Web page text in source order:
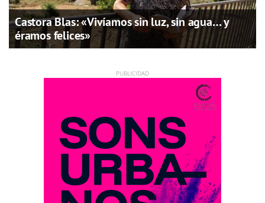
Castora Blas: «Vivíamos sin luz, sin agua… y
éramos felices»